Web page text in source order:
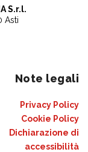
S.r.l.
Asti
Note legali
Privacy Policy
Cookie Policy
Dichiarazione di
accessibilità